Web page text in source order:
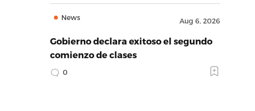
News Aug 6, 2026
Gobierno declara exitoso el segundo
comienzo de clases
0